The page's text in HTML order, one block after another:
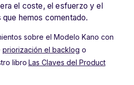
el coste, el esfuerzo y el
hemos comentado.
sobre el Modelo Kano con
priorización el backlog o
libro Las Claves del Product